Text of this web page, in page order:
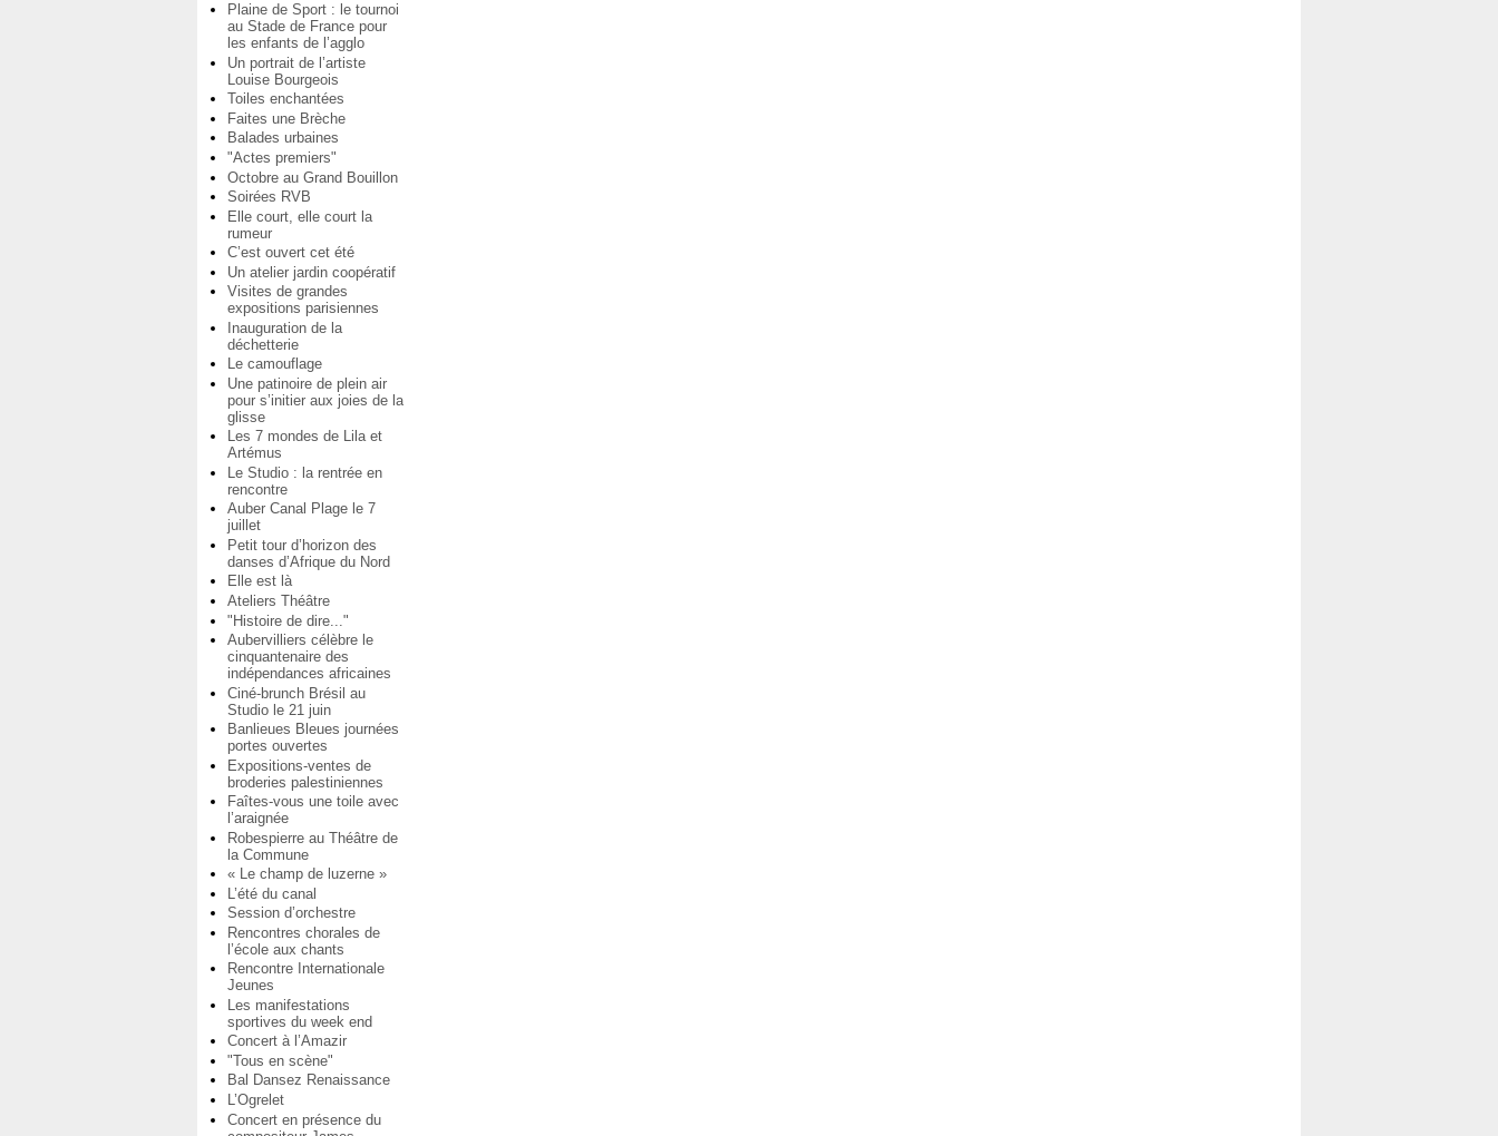
Plaine de Sport : le tournoi
au Stade de France pour
les enfants de l’agglo
Un portrait de l’artiste
Louise Bourgeois
Toiles enchantées
Faites une Brèche
Balades urbaines
"Actes premiers"
Octobre au Grand Bouillon
Soirées RVB
Elle court, elle court la
rumeur
C’est ouvert cet été
Un atelier jardin coopératif
Visites de grandes
expositions parisiennes
Inauguration de la
déchetterie
Le camouflage
Une patinoire de plein air
pour s’initier aux joies de la
glisse
Les 7 mondes de Lila et
Artémus
Le Studio : la rentrée en
rencontre
Auber Canal Plage le 7
juillet
Petit tour d’horizon des
danses d’Afrique du Nord
Elle est là
Ateliers Théâtre
"Histoire de dire..."
Aubervilliers célèbre le
cinquantenaire des
indépendances africaines
Ciné-brunch Brésil au
Studio le 21 juin
Banlieues Bleues journées
portes ouvertes
Expositions-ventes de
broderies palestiniennes
Faîtes-vous une toile avec
l’araignée
Robespierre au Théâtre de
la Commune
« Le champ de luzerne »
L’été du canal
Session d’orchestre
Rencontres chorales de
l’école aux chants
Rencontre Internationale
Jeunes
Les manifestations
sportives du week end
Concert à l’Amazir
"Tous en scène"
Bal Dansez Renaissance
L’Ogrelet
Concert en présence du